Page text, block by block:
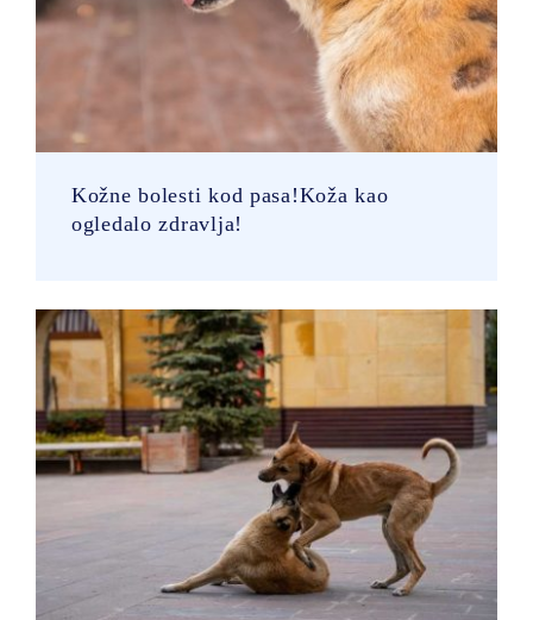
Kožne bolesti kod pasa!Koža kao
ogledalo zdravlja!